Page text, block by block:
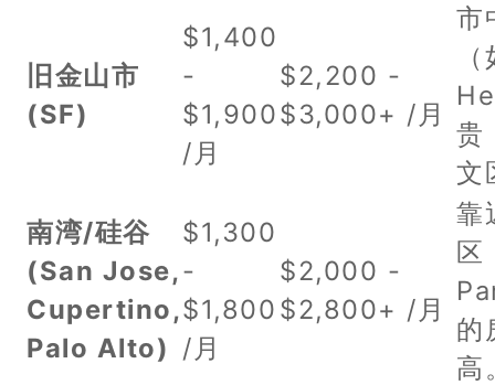
旧金山市
(SF)
$1,400
-
$1,900
/月
$2,200 -
$3,000+ /月
市
贵
文
南湾/硅谷
(San Jose,
Cupertino,
Palo Alto)
$1,300
-
$1,800
/月
$2,000 -
$2,800+ /月
靠
区
的
高